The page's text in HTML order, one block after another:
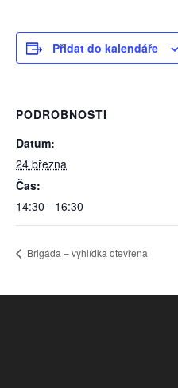
Přidat do kalendáře
PODROBNOSTI
Datum:
24 března
Čas:
14:30 - 16:30
Brigáda – vyhlídka otevřena